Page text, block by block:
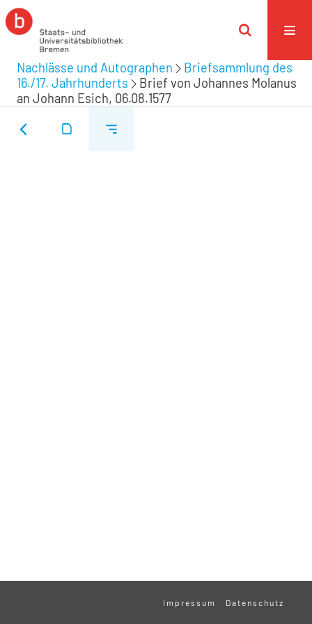
Nachlässe und Autographen
Briefsammlung des
16./17. Jahrhunderts
Brief von Johannes Molanus
an Johann Esich, 06.08.1577
Impressum Datenschutz